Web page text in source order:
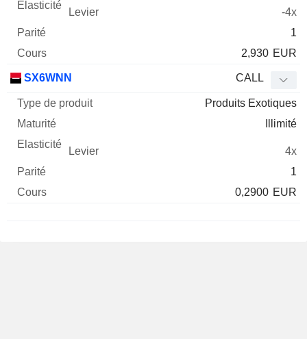
-4x
1
2,930 EUR
SX6WNN CALL
Produits Exotiques
Illimité
4x
1
0,2900 EUR